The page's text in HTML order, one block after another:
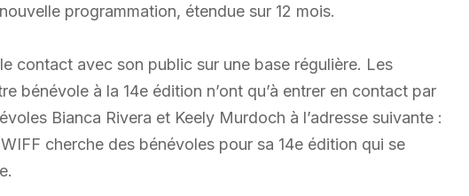
programmation, étendue sur 12 mois.
contact avec son public sur une base régulière. Les
bénévole à la 14e édition n’ont qu’à entrer en contact par
Bianca Rivera et Keely Murdoch à l’adresse suivante :
cherche des bénévoles pour sa 14e édition qui se